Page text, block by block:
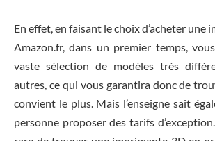
En effet, en faisant le choix d’acheter une
Amazon.fr, dans un premier temps,
vaste sélection de modèles très
autres, ce qui vous garantira donc de
convient le plus. Mais l’enseigne sait
personne proposer des tarifs